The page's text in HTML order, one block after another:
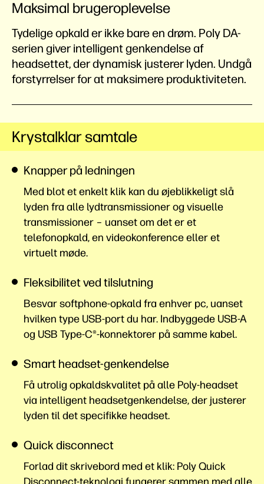
Maksimal brugeroplevelse
Tydelige opkald er ikke bare en drøm. Poly DA-
serien giver intelligent genkendelse af
headsettet, der dynamisk justerer lyden. Undgå
forstyrrelser for at maksimere produktiviteten.
Krystalklar samtale
Knapper på ledningen
Med blot et enkelt klik kan du øjeblikkeligt slå
lyden fra alle lydtransmissioner og visuelle
transmissioner – uanset om det er et
telefonopkald, en videokonference eller et
virtuelt møde.
Fleksibilitet ved tilslutning
Besvar softphone-opkald fra enhver pc, uanset
hvilken type USB-port du har. Indbyggede USB-A
og USB Type-C®-konnektorer på samme kabel.
Smart headset-genkendelse
Få utrolig opkaldskvalitet på alle Poly-headset
via intelligent headsetgenkendelse, der justerer
lyden til det specifikke headset.
Quick disconnect
Forlad dit skrivebord med et klik: Poly Quick